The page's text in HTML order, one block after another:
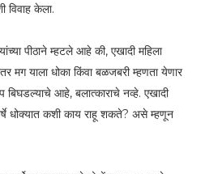
विवाह केला.
पीठाने म्हटले आहे की, एखादी महिला
मग याला धोका किंवा बळजबरी म्हणता येणार
बिघडल्याचे आहे, बलात्काराचे नव्हे. एखादी
धोक्यात कशी काय राहू शकते? असे म्हणून